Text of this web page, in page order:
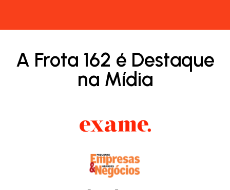
A Frota 162 é Destaque
na Mídia